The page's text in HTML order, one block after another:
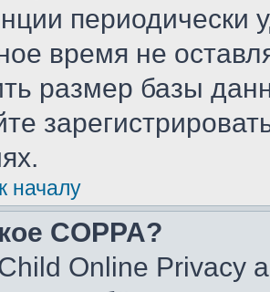
периодически
время не
размер базы
началу
COPPA?
Online Privacy